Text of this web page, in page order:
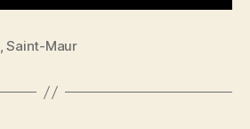
,Saint-Maur